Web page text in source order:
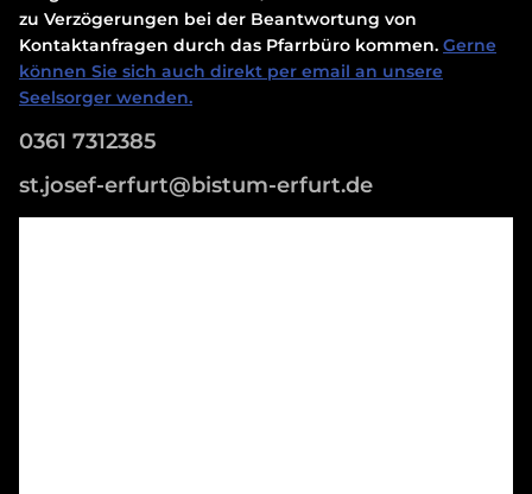
zu Verzögerungen bei der Beantwortung von
Kontaktanfragen durch das Pfarrbüro kommen. Gerne
können Sie sich auch direkt per email an unsere
Seelsorger wenden.
0361 7312385
st.josef-erfurt@bistum-erfurt.de